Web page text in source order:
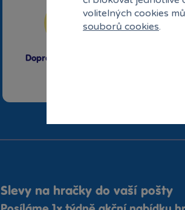
Doprava zdarma od
Slevy na hračky do vaší pošty
volitelných cookies
souborů cookies.